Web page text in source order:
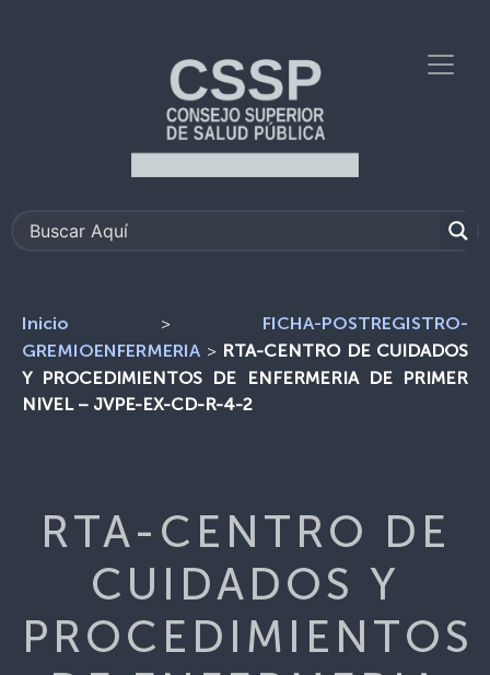
Inicio >
FICHA-POSTREGISTRO-
GREMIOENFERMERIA > RTA-CENTRO DE CUIDADOS
Y PROCEDIMIENTOS DE ENFERMERIA DE PRIMER
NIVEL – JVPE-EX-CD-R-4-2
RTA-CENTRO DE
CUIDADOS Y
PROCEDIMIENTOS